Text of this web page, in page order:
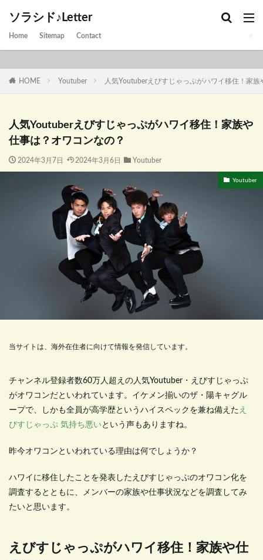
ソラシド♪Letter
Home Sitemap Contact
HOME Youtuber 人気Youtuberえびすじゃっぷがハワイ移住！家
人気Youtuberえびすじゃっぷがハワイ移住！家族や
仕事は？オワコンなの？
2024年3月7日 2024年3月6日 Youtuber
Youtuber
当サイトは、海外在住者に向けて情報を発信しています。
チャンネル登録者数60万人超えの人気Youtuber ・えびすじゃっぷ
がオワコンだといわれています。イケメン揃いのザ・陽キャグル
ープで、しかも全員が高学歴というハイスペックを兼ね備えた え
びすじゃっぷ 気持ち悪い という声もありますね。
昨今オワコンといわれている理由は何でしょうか？
ハワイに移住したことを発表したえびすじゃっぷのオワコン化を
調査するとともに、メンバーの家族や仕事状況などを調査してみ
たいと思います。
えびすじゃっぷがハワイ移住！家族や仕